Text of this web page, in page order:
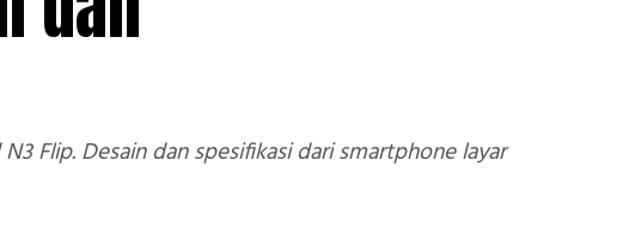
Flip. Desain dan spesifikasi dari smartphone layar